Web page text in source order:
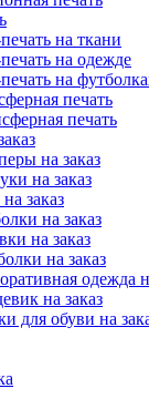
на ткани
на одежде
на
печать
печать
на заказ
на заказ
заказ
на заказ
на заказ
на заказ
одежда
на заказ
для обуви на